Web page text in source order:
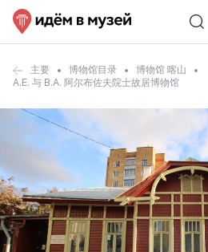
主要 博物馆目录
博物馆 喀山
A.E. 与 B.A. 阿尔布佐夫院士故居博物馆